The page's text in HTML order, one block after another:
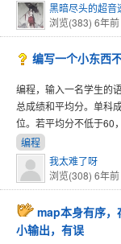
黑暗尽头的超音
浏览(383) 6年前
编写一个小东西
编程，输入一名学生的
总成绩和平均分。单科
位。若平均分不低于60
编程
我太难了呀
浏览(308) 6年前
map本身有序，
小输出，有误